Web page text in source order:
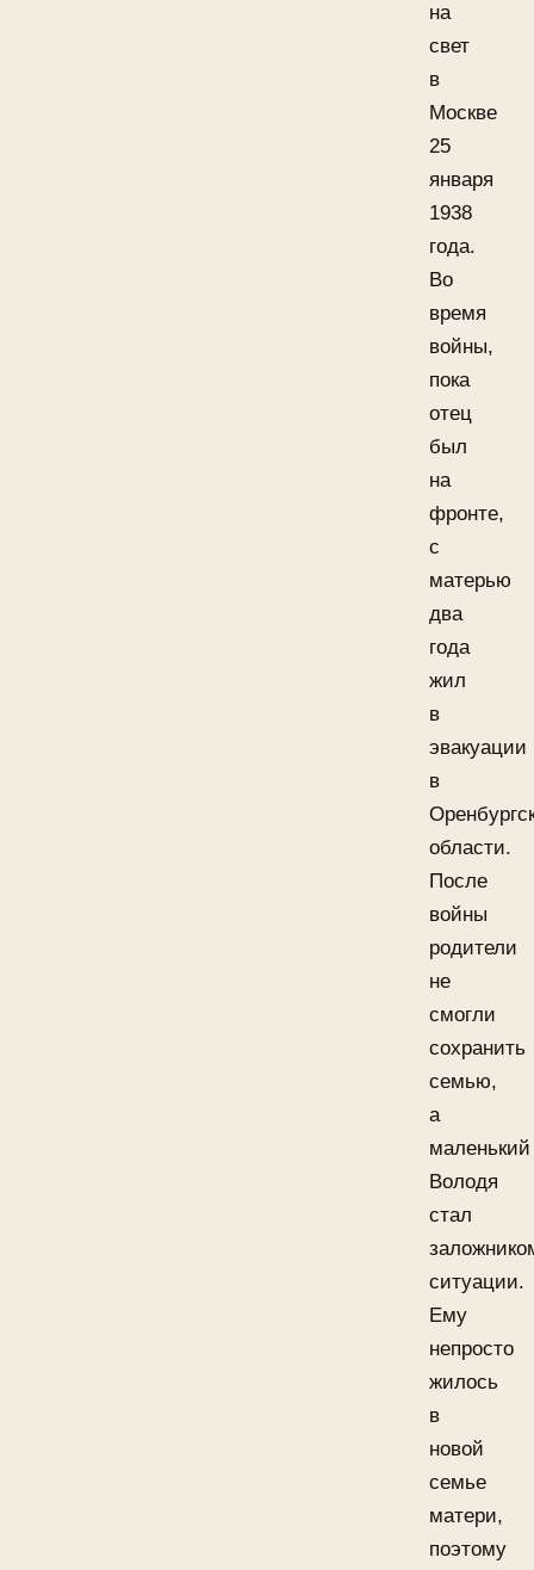
на
свет
в
Москве
25
января
1938
года.
Во
время
войны,
пока
отец
был
на
фронте,
с
матерью
два
года
жил
в
эвакуации
в
области.
После
войны
родители
не
смогли
сохранить
семью,
а
маленький
Володя
стал
ситуации.
Ему
непросто
жилось
в
новой
семье
матери,
поэтому